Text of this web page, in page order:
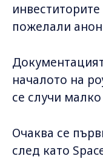
пожелали
началото на
се случи
Очаква се
след като